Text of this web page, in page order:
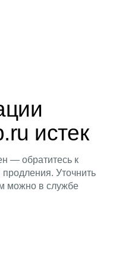
истек
— обратитесь к
Уточнить
можно в службе